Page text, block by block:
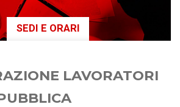
SEDI E ORARI
LAVORATORI